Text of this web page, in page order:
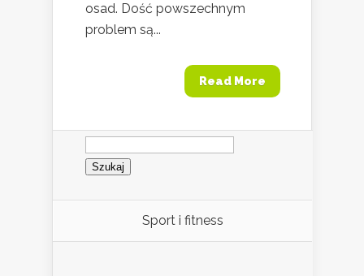
osad. Dość powszechnym
problem są...
Read More
Szukaj:
Sport i fitness